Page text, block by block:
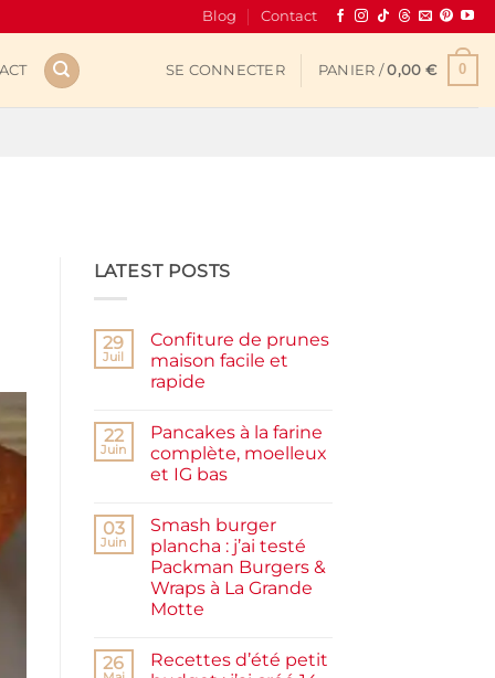
Blog Contact
SE CONNECTER PANIER /0,00 € 0
LATEST POSTS
29
Juil
Confiture de prunes
maison facile et
rapide
sur
Confiture
de
prunes
et
rapide
22
Juin
Pancakes à la farine
complète, moelleux
et IG bas
sur
Pancakes
à
la
farine
complète,
moelleux
bas
03
Juin
Smash burger
plancha : j’ai testé
Packman Burgers &
Wraps à La Grande
Motte
sur
Smash
26
Recettes d’été petit